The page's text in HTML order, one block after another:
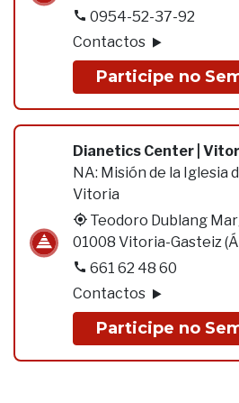
0954-52-37-92
Contactos
Participe no
Dianetics Center |
NA: Misión de la Iglesia
Vitoria
Teodoro Dublang
01008 Vitoria-Gasteiz
661 62 48 60
Contactos
Participe no